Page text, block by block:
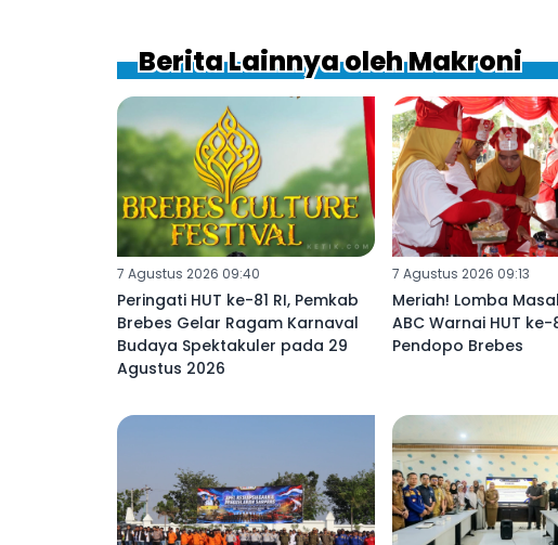
Berita Lainnya oleh Makroni
7 Agustus 2026 09:40
Peringati HUT ke-81 RI, Pemkab
Brebes Gelar Ragam Karnaval
Budaya Spektakuler pada 29
Agustus 2026
7 Agustus 2026 09:13
Meriah! Lomba
ABC Warnai HUT ke-
Pendopo Brebes